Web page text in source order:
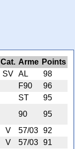
Cat. Arme Points
SV AL
98
F90
96
ST
95
90
95
V 57/03 92
V 57/03 91